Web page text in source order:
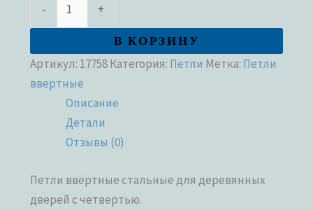
- +
В КОРЗИНУ
Артикул: 17758Категория: Петли Метка: Петли
ввертные
Описание
Детали
Отзывы (0)
Петли ввёртные стальные для деревянных
дверей с четвертью.